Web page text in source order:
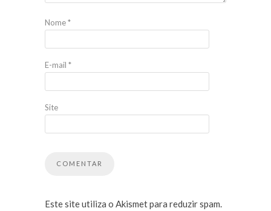
Nome*
E-mail *
Site
Este site utiliza o Akismet para reduzir spam.